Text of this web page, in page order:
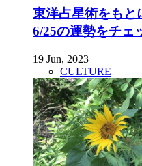
東洋占星術をもと
6/25の運勢をチェ
19 Jun, 2023
CULTURE